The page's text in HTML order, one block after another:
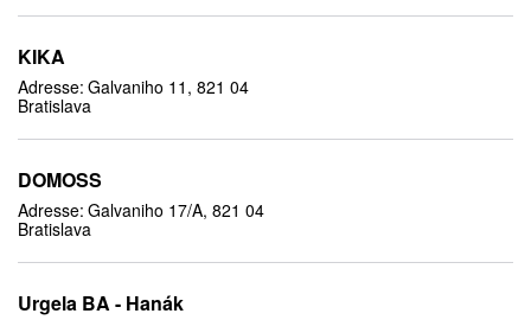
KIKA
Adresse: Galvaniho 11, 821 04
Bratislava
DOMOSS
Adresse: Galvaniho 17/A, 821 04
Bratislava
Urgela BA - Hanák